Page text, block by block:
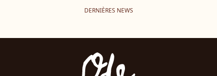
DERNIÈRES NEWS